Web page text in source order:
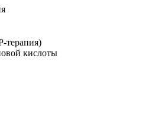
терапия)
кислоты